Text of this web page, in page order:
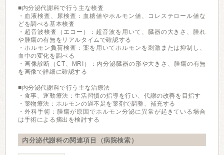
■内分泌代謝科で行う主な検査
・血液検査、尿検査：血糖値やホルモン値、コレステロール値な
どを調べる基本検査
・超音波検査（エコー）：超音波を用いて、臓器の大きさ、腫れ
や腫瘍の有無をリアルタイムで確認する
・ホルモン負荷検査：薬を用いてホルモンを刺激または抑制し、
血中の変化を調べる
・画像診断（CT、MRI）：内分泌臓器の形や大きさ、腫瘍の有無
を画像で詳細に確認する
■内分泌代謝科で行う主な治療法
・食事、運動療法：生活習慣の指導を行い、代謝の改善を目指す
・薬物療法：ホルモンの過不足を薬剤で調整、補充する
・外科手術：腫瘍が原因でホルモン分泌に異常が起きている場合
は手術による摘出を検討する
内分泌代謝科の関連項目（病院検索）